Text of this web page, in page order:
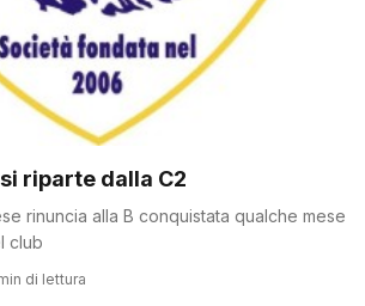
riparte dalla C2
rinuncia alla B conquistata qualche mese
club
di lettura